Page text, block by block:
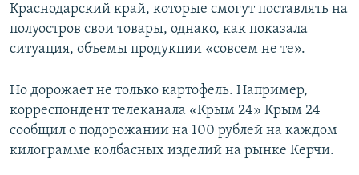
Краснодарский край, которые смогут поставлять на
полуостров свои товары, однако, как показала
ситуация, объемы продукции «совсем не те».
Но дорожает не только картофель. Например,
корреспондент телеканала «Крым 24» Крым 24
сообщил о подорожании на 100 рублей на каждом
килограмме колбасных изделий на рынке Керчи.